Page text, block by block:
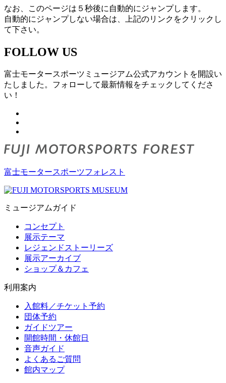
なお、このページは５秒後に自動的にジャンプします。
自動的にジャンプしない場合は、上記のリンクをクリックし
て下さい。
FOLLOW US
富士モータースポーツミュージアム公式アカウントを開設い
たしました。フォローして最新情報をチェックしてくださ
い！
富士モータースポーツフォレスト
ミュージアムガイド
コンセプト
展示テーマ
レジェンドストーリーズ
展示アーカイブ
ショップ＆カフェ
利用案内
入館料／チケット予約
団体予約
ガイドツアー
開館時間・休館日
音声ガイド
よくあるご質問
館内マップ